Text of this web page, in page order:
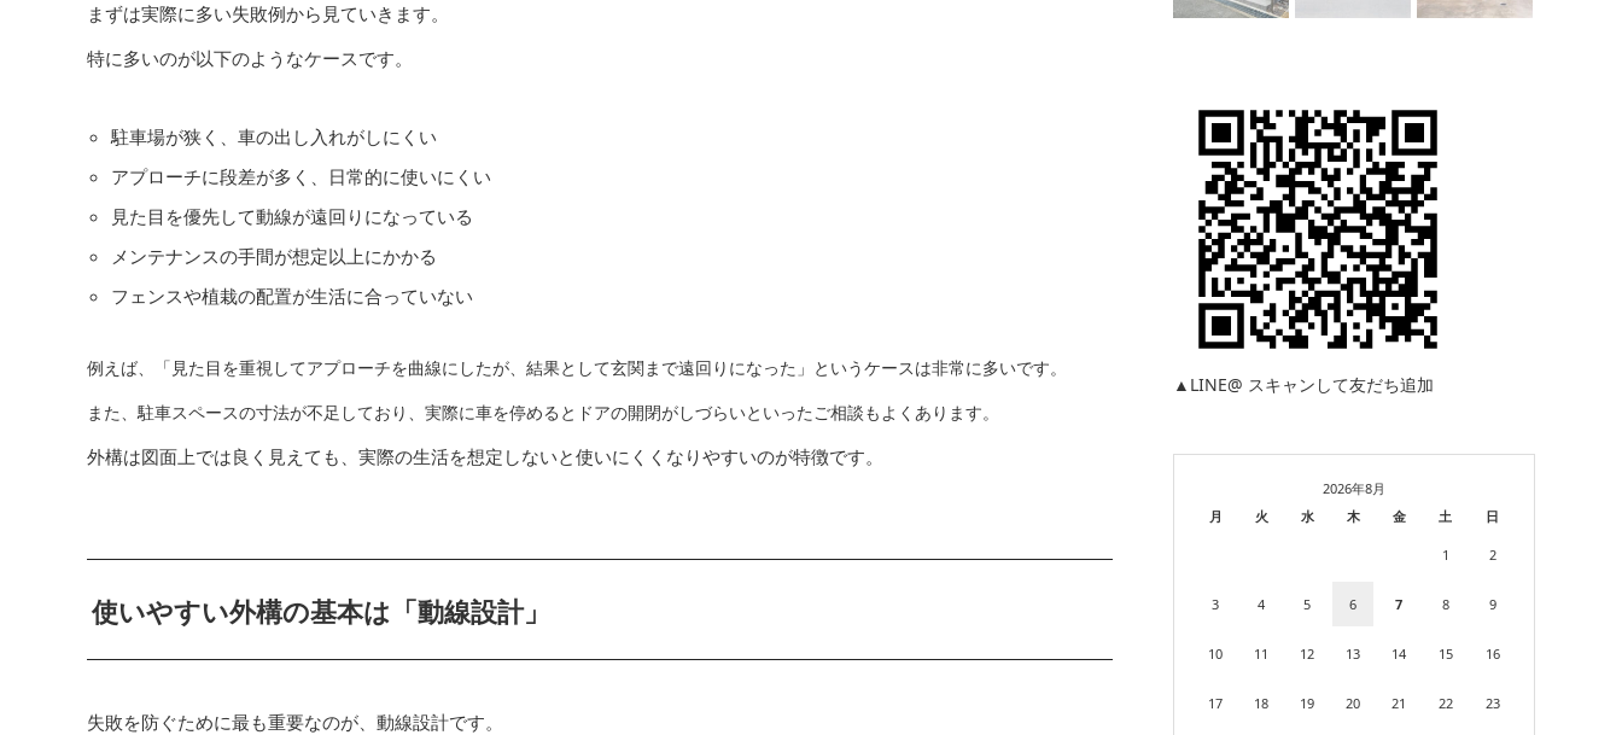
まずは実際に多い失敗例から見ていきます。
特に多いのが以下のようなケースです。
駐車場が狭く、車の出し入れがしにくい
アプローチに段差が多く、日常的に使いにくい
見た目を優先して動線が遠回りになっている
メンテナンスの手間が想定以上にかかる
フェンスや植栽の配置が生活に合っていない
例えば、「見た目を重視してアプローチを曲線にしたが、結果として玄関まで遠回りになった」というケースは非常に多いです。
また、駐車スペースの寸法が不足しており、実際に車を停めるとドアの開閉がしづらいといったご相談もよくあります。
外構は図面上では良く見えても、実際の生活を想定しないと使いにくくなりやすいのが特徴です。
使いやすい外構の基本は「動線設計」
失敗を防ぐために最も重要なのが、動線設計です。
▲LINE@ スキャンして友だち追加
2026年8月
月
火 水 木 金 土 日
1 2
3 4 5 6 7 8 9
10 11 12 13 14 15 16
17 18 19 20 21 22 23